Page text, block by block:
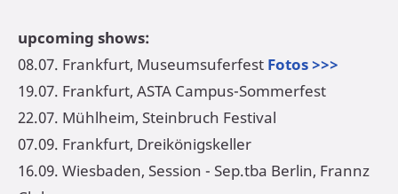
upcoming shows:
08.07. Frankfurt, Museumsuferfest Fotos >>>
19.07. Frankfurt, ASTA Campus-Sommerfest
22.07. Mühlheim, Steinbruch Festival
07.09. Frankfurt, Dreikönigskeller
16.09. Wiesbaden, Session - Sep.tba Berlin, Frannz